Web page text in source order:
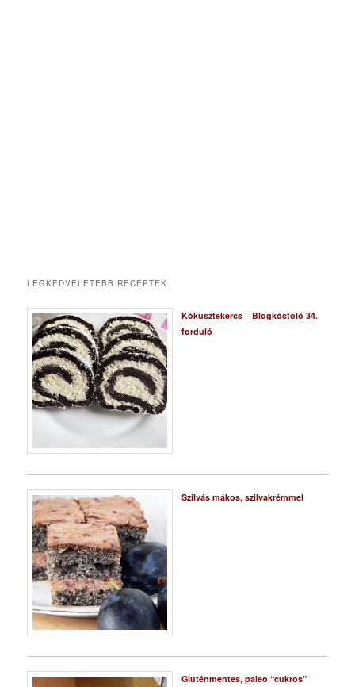
LEGKEDVELETEBB RECEPTEK
Kókusztekercs – Blogkóstoló 34.
forduló
Szilvás mákos, szilvakrémmel
Gluténmentes, paleo “cukros”